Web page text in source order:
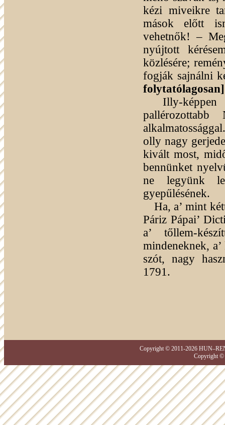
kézi miveikre
mások előtt
vehetnők! –
nyújtott
közlésére;
fogják sajnálni
folytatólagosan]
Illy-
olly nagy
kivált most,
bennünket
ne legyünk
gyepűlésének.
Ha, a’ mint
Páriz Pápai’
a’ tőllem-
mindeneknek,
szót, nagy
1791.
Copyright © 2011-2026
Copyright ©